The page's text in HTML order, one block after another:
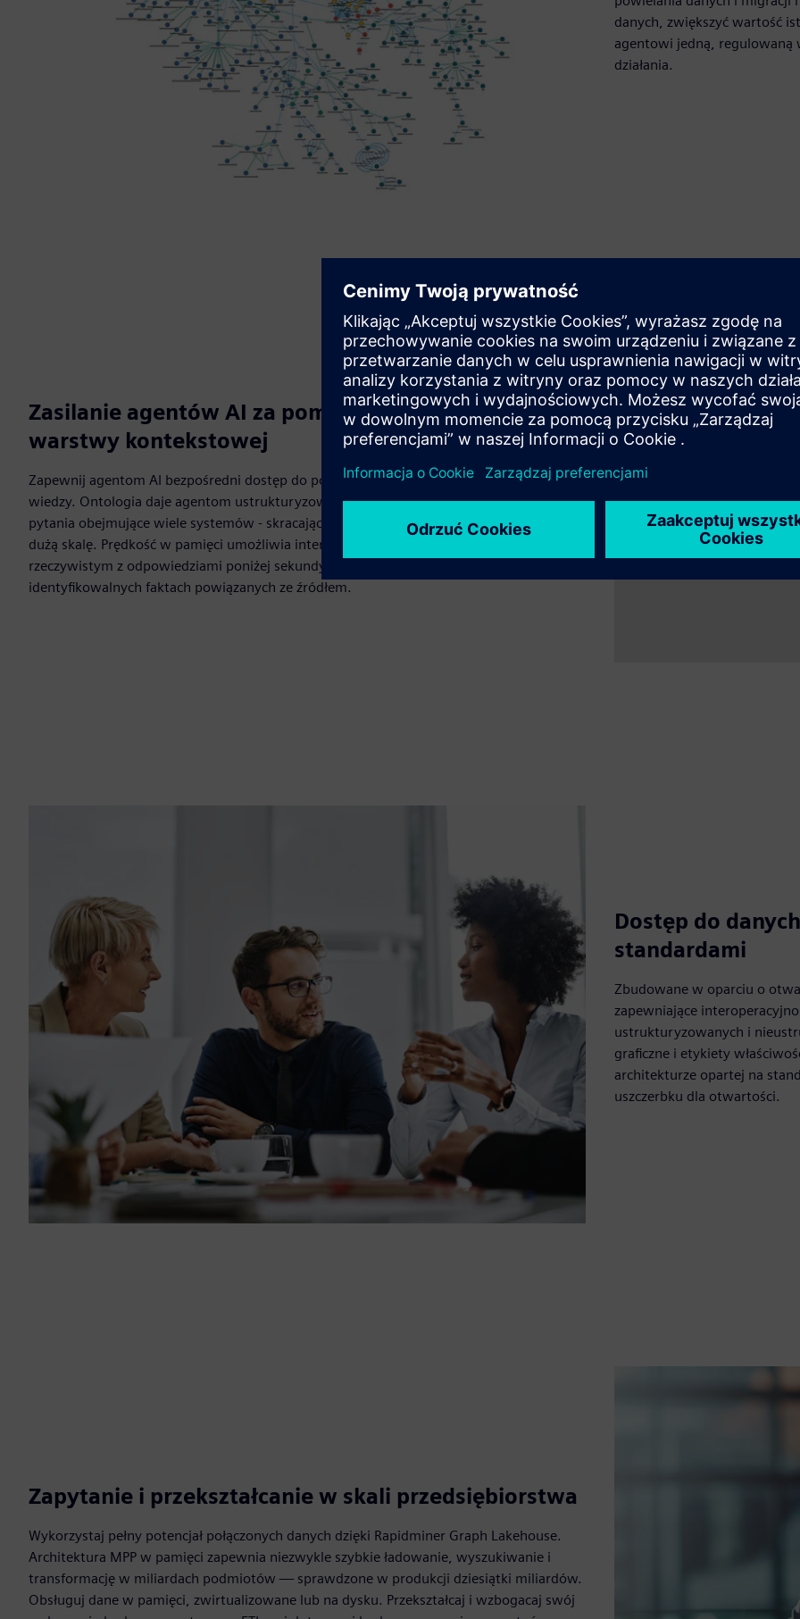
danych, zwiększyć wartość
agentowi jedną, regulowaną
działania.
Zasilanie agentów AI za pomocą korporacyjnej
warstwy kontekstowej
Zapewnij agentom AI bezpośredni dostęp do połączonych danych i relacji, żyj na wykresie
wiedzy. Ontologia daje agentom ustrukturyzowane skróty do odpowiadania na złożone
pytania obejmujące wiele systemów - skracając czas odpowiedzi i zużycie tokenów na
dużą skalę. Prędkość w pamięci umożliwia interaktywną eksplorację w czasie
rzeczywistym z odpowiedziami poniżej sekundy. Ugruntuj odpowiedź każdego agenta w
identyfikowalnych faktach powiązanych ze źródłem.
Dostęp do
standardami
Zbudowane w oparciu o
zapewniające
ustrukturyzowanych i
graficzne i etykiety
architekturze opartej na
uszczerbku dla otwartości.
Zapytanie i przekształcanie w skali przedsiębiorstwa
Wykorzystaj pełny potencjał połączonych danych dzięki Rapidminer Graph Lakehouse.
Architektura MPP w pamięci zapewnia niezwykle szybkie ładowanie, wyszukiwanie i
transformację w miliardach podmiotów — sprawdzone w produkcji dziesiątki miliardów.
Obsługuj dane w pamięci, zwirtualizowane lub na dysku. Przekształcaj i wzbogacaj swój